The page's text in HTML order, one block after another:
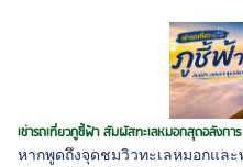
เช่ารถเที่ยวภูชี้ฟ้า สัมผัสทะเลหมอกสุดอลังการ
หากพูดถึงจุดชมวิวทะเลหมอกแล